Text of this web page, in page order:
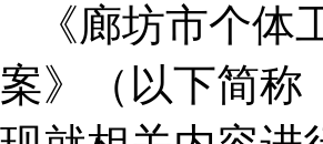
《廊坊市个
案》（以下简称